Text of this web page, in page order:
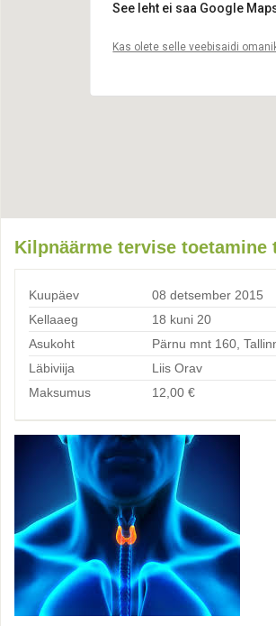
See leht ei saa Google
Kas olete selle veebisaidi
Kilpnäärme tervise
Kuupäev
08 detsember 2015
Kellaaeg
18 kuni 20
Asukoht
Pärnu mnt 160,
Läbiviija
Liis Orav
Maksumus
12,00 €